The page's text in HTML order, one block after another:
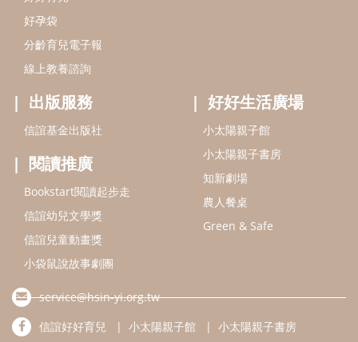
信誼幼兒文學獎
信誼兒童動畫獎
小袋鼠說故事劇團
service@hsin-yi.org.tw
信誼好好育兒
小太陽親子書房
(02)2396-5305轉2345 (週一～週五 9:00～18:00)
認識信誼 合作洽談 智慧財產權聲明
本網站建議使用IE9(含以上)或 Google Chrome 版本瀏覽器
信誼基金會/上誼文化實業股份有限公司 版權所有 ©